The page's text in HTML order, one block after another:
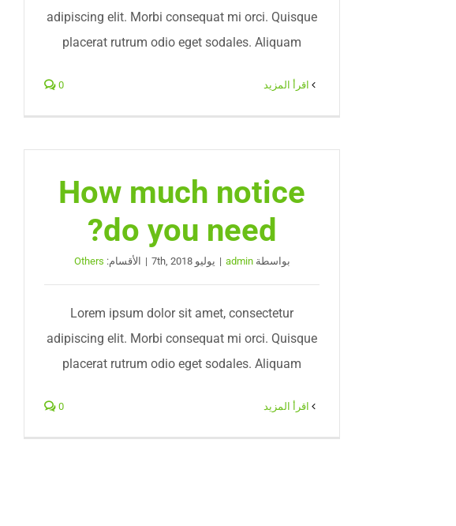
adipiscing elit. Morbi consequat mi orci. Quisque
placerat rutrum odio eget sodales. Aliquam
‫اقرأ المزيد 0
How much notice
do you need?
بواسطةadmin
| يوليو 7th, 2018 | الأقسام: Others
Lorem ipsum dolor sit amet, consectetur
adipiscing elit. Morbi consequat mi orci. Quisque
placerat rutrum odio eget sodales. Aliquam
‫اقرأ المزيد 0